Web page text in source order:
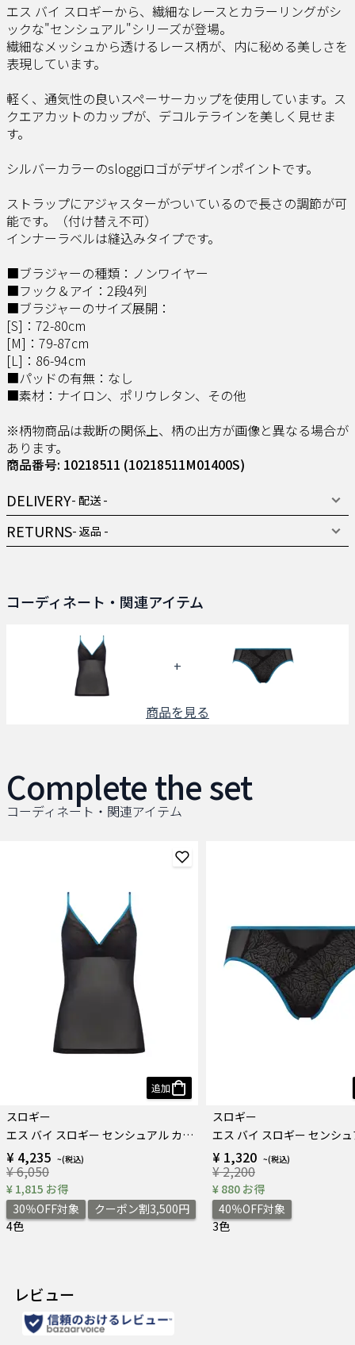
エス バイ スロギーから、繊細なレースとカラーリングがシ
ックな"センシュアル"シリーズが登場。
繊細なメッシュから透けるレース柄が、内に秘める美しさを
表現しています。
軽く、通気性の良いスペーサーカップを使用しています。ス
クエアカットのカップが、デコルテラインを美しく見せま
す。
シルバーカラーのsloggiロゴがデザインポイントです。
ストラップにアジャスターがついているので長さの調節が可
能です。（付け替え不可）
インナーラベルは縫込みタイプです。
■ブラジャーの種類：ノンワイヤー
■フック＆アイ：2段4列
■ブラジャーのサイズ展開：
[S]：72-80cm
[M]：79-87cm
[L]：86-94cm
■パッドの有無：なし
■素材：ナイロン、ポリウレタン、その他
※柄物商品は裁断の関係上、柄の出方が画像と異なる場合が
あります。
商品番号: 10218511 (10218511M01400S)
DELIVERY- 配送 -
RETURNS- 返品 -
コーディネート・関連アイテム
+
商品を見る
Complete the set
コーディネート・関連アイテム
追加
スロギー
エス バイ スロギー センシュアル カップ付きキャミソール
¥ 4,235
¥ 6,050
¥ 1,815 お得
30％OFF対象
クーポン割3,500円
4色
スロギー
¥ 1,320
¥ 2,200
¥ 880 お得
40％OFF対象
3色